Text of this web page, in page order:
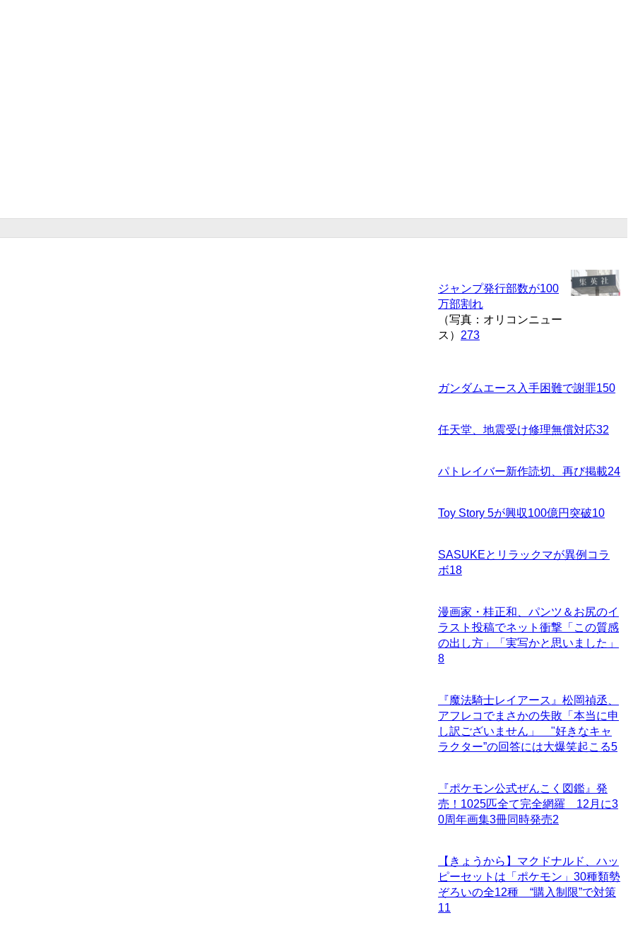
ジャンプ発行部数が100
万部割れ
（写真：オリコンニュー
ス） 273
ガンダムエース入手困難で謝罪150
任天堂、地震受け修理無償対応32
パトレイバー新作読切、再び掲載24
Toy Story 5が興収100億円突破10
SASUKEとリラックマが異例コラ
ボ18
漫画家・桂正和、パンツ＆お尻のイ
ラスト投稿でネット衝撃「この質感
の出し方」「実写かと思いました」
8
『魔法騎士レイアース』松岡禎丞、
アフレコでまさかの失敗「本当に申
し訳ございません」 "好きなキャ
ラクター”の回答には大爆笑起こる5
『ポケモン公式ぜんこく図鑑』発
売！1025匹全て完全網羅 12月に3
0周年画集3冊同時発売2
【きょうから】マクドナルド、ハッ
ピーセットは「ポケモン」30種類勢
ぞろいの全12種 “購入制限”で対策
11